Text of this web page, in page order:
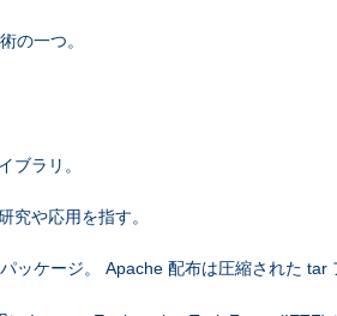
の一つ。
ブラリ。
究や応用を指す。
ッケージ。 Apache 配布は圧縮された tar